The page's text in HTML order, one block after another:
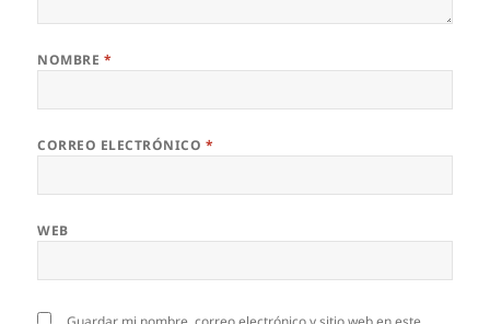
NOMBRE *
CORREO ELECTRÓNICO *
WEB